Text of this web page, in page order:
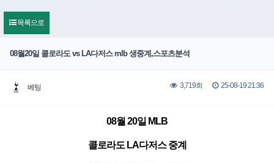
목록으로
08월20일 콜로라도 vs LA다저스 mlb 생중계,스포츠분석
베팅 3,719회 25-08-19 21:36
08월 20일 MLB
콜로라도 LA다저스 중계